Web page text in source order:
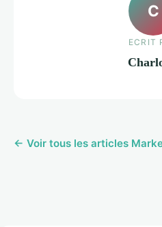
C
ECRIT
← Voir tous les articles